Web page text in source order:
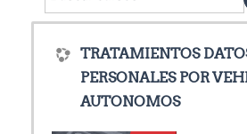
TRATAMIENTOS
PERSONALES POR
AUTONOMOS